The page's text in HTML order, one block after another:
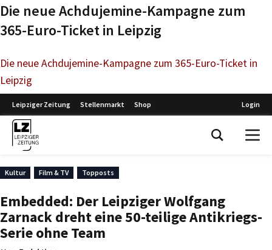
Die neue Achdujemine-Kampagne zum
365-Euro-Ticket in Leipzig
Die neue Achdujemine-Kampagne zum 365-Euro-Ticket in
Leipzig